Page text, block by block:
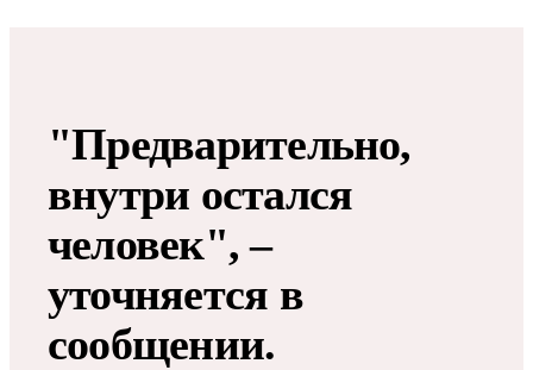
"Предварительно,
внутри остался
человек", –
уточняется в
сообщении.